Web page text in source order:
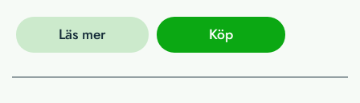
Läs mer Köp